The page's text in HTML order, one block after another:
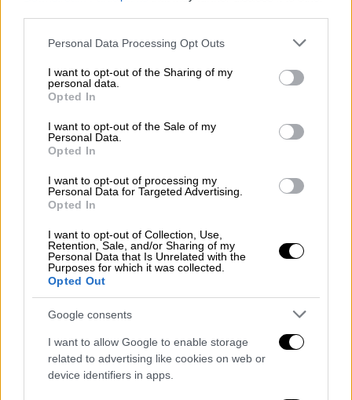
Please note that this website/app uses one or more Google
not limited to your visit or usage behaviour. You may click to
grant or deny consent to Google and its third-party tags to
use your data for below specified purposes in below Google
consent section.
Personal Data Processing Opt Outs
I want to opt-out of the Sharing of my
personal data.
Opted In
I want to opt-out of the Sale of my
Personal Data.
Opted In
I want to opt-out of processing my
Personal Data for Targeted Advertising.
Opted In
I want to opt-out of Collection, Use,
Retention, Sale, and/or Sharing of my
Personal Data that Is Unrelated with the
Purposes for which it was collected.
Opted Out
Google consents
I want to allow Google to enable storage
related to advertising like cookies on web or
device identifiers in apps.
Αθλητισμός|24.11.2021 00:00
Champions League: Η Τσέλσι διέσυρε τη
Γιούβε κι ο Βλαχοδήμος κράτησε όρθια
την Μπενφίκα στο Καμπ Νόου - Ορατός ο
αποκλεισμός για Μπάρτσα!
Κινδυνεύει με αποκλεισμό από το